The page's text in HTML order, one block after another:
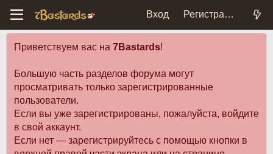
Вход Регистрация
Приветствуем вас на 7Bastards!
Большую часть разделов форума могут
просматривать только зарегистрированные
пользователи.
Если вы уже зарегистрированы, пожалуйста, войдите
в свой аккаунт.
Если нет — зарегистрируйтесь с помощью кнопки в